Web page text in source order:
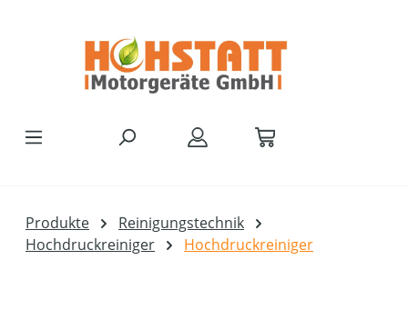
Produkte
Reinigungstechnik
Hochdruckreiniger
Hochdruckreiniger